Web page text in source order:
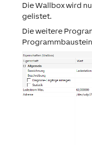
Die Wallbox wird
gelistet.
Die weitere